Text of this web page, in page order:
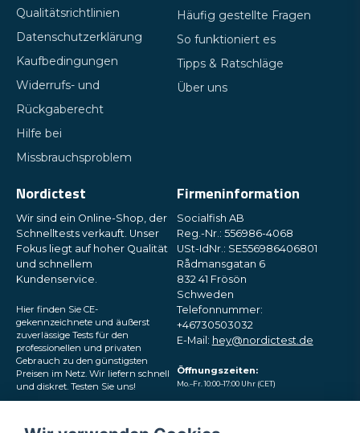
Qualitätsrichtlinien
Datenschutzerklärung
Kaufbedingungen
Widerrufs- und
Rückgaberecht
Hilfe bei
Missbrauchsproblem
Häufig gestellte Fragen
So funktioniert es
Tipps & Ratschläge
Über uns
Nordictest
Wir sind ein Online-Shop, der
Schnelltests verkauft. Unser
Fokus liegt auf hoher Qualität
und schnellem
Kundenservice.
Hier finden Sie CE-
gekennzeichnete und äußerst
zuverlässige Tests für den
professionellen und privaten
Gebrauch zu den günstigsten
Preisen im Netz. Wir liefern schnell
und diskret. Testen Sie uns!
Firmeninformation
Socialfish AB
Reg.-Nr.: 556986-4068
USt-IdNr.: SE556986406801
Rådmansgatan 6
832 41 Frösön
Schweden
Telefonnummer:
+46730503032
E-Mail: hey@nordictest.de
Öffnungszeiten:
Mo.–Fr. 10:00–17:00 Uhr (CET)